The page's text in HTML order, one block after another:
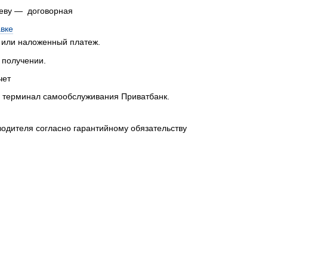
— договорная
наложенный платеж.
терминал самообслуживания Приватбанк.
согласно гарантийному обязательству